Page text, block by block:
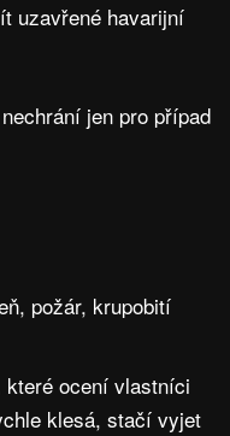
uzavřené havarijní
jen pro případ
požár, krupobití
ocení vlastníci
klesá, stačí vyjet